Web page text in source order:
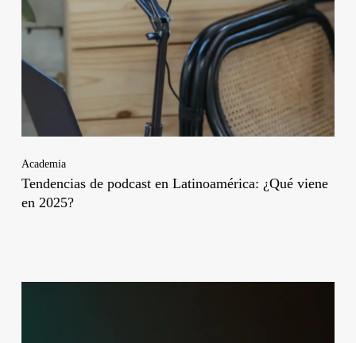
Academia
Tendencias de podcast en Latinoamérica: ¿Qué viene
en 2025?